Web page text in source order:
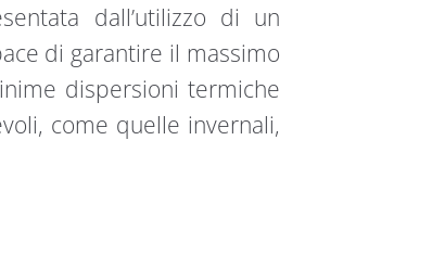
dall’utilizzo di un
di garantire il massimo
dispersioni termiche
come quelle invernali,